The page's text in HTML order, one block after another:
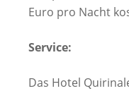
Euro pro Nacht
Service:
Das Hotel